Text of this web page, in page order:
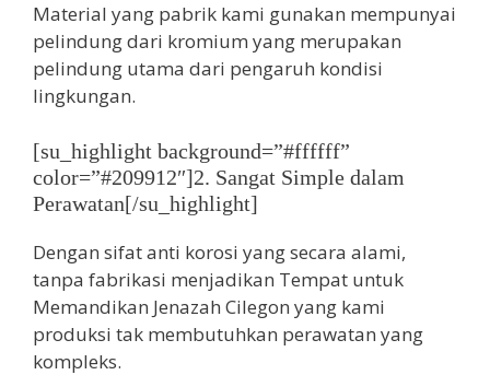
Material yang pabrik kami gunakan mempunyai
pelindung dari kromium yang merupakan
pelindung utama dari pengaruh kondisi
lingkungan.
[su_highlight background=”#ffffff”
color=”#209912″]2. Sangat Simple dalam
Perawatan[/su_highlight]
Dengan sifat anti korosi yang secara alami,
tanpa fabrikasi menjadikan Tempat untuk
Memandikan Jenazah Cilegon yang kami
produksi tak membutuhkan perawatan yang
kompleks.